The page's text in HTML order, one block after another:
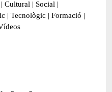
| Cultural | Social |
| Tecnològic | Formació |